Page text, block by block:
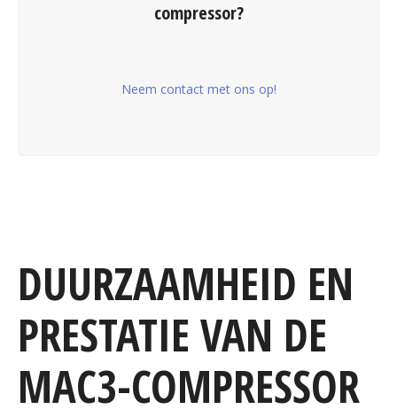
compressor?
Neem contact met ons op!
DUURZAAMHEID EN
PRESTATIE VAN DE
MAC3-COMPRESSOR